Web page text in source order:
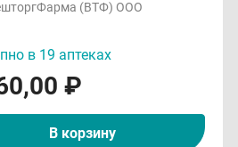
(ВТФ) ООО
в 19 аптеках
₽
В корзину